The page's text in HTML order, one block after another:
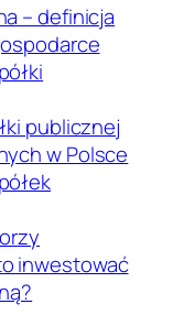
– definicja
publicznej
w Polsce
inwestować